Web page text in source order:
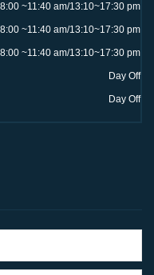
8:00 ~11:40 am/13:10~17:30 pm
8:00 ~11:40 am/13:10~17:30 pm
8:00 ~11:40 am/13:10~17:30 pm
Day Off
Day Off